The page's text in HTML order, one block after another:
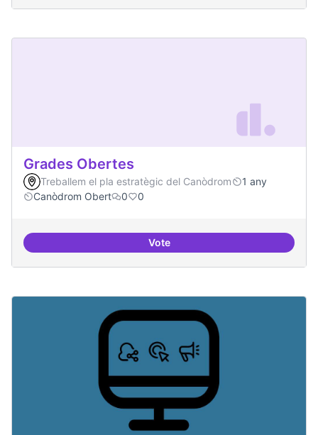
Grades Obertes
Treballem el pla estratègic del Canòdrom
1 any
Canòdrom Obert
0 0
VoteGrades Obertes